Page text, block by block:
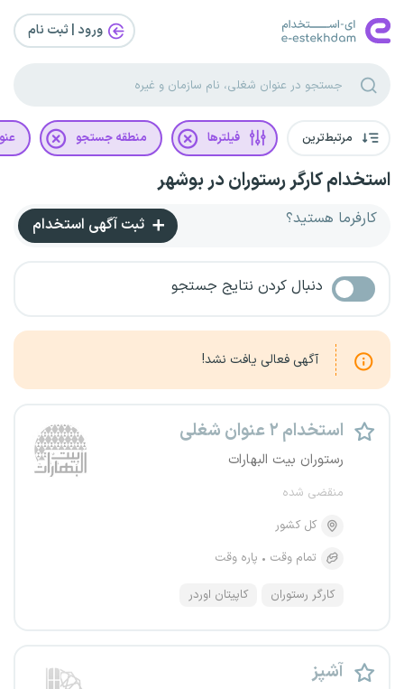
ورود | ثبت‌ نام
مرتبط‌ترین فیلترها منطقه جستجو
استخدام کارگر رستوران در بوشهر
کارفرما هستید؟ ثبت آگهی استخدام
دنبال کردن نتایج جستجو
آگهی فعالی یافت نشد!
استخدام ۲ عنوان شغلی
رستوران بیت البهارات
منقضی شده
کل کشور
تمام وقت
پاره وقت
کارگر رستوران کاپیتان اوردر
آشپز